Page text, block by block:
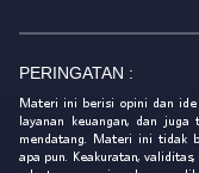
PERINGATAN :
Materi ini berisi opini dan
layanan keuangan, dan
mendatang. Materi ini tidak
apa pun. Keakuratan,